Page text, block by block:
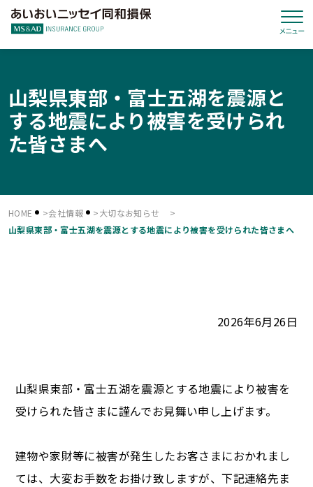
山梨県東部・富士五湖を震源と
する地震により被害を受けられ
た皆さまへ
HOME 会社情報
大切なお知らせ
山梨県東部・富士五湖を震源とする地震により被害を受けられた皆さまへ
2026年6月26日
山梨県東部・富士五湖を震源とする地震により被害を
受けられた皆さまに謹んでお見舞い申し上げます。
建物や家財等に被害が発生したお客さまにおかれまし
ては、大変お手数をお掛け致しますが、下記連絡先ま